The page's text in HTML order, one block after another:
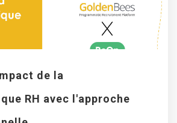
de la
RH avec l'approche